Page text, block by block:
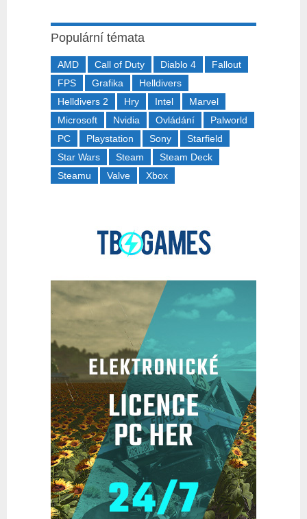
Populární témata
AMD Call of Duty Diablo 4
Fallout
FPS
Grafika
Helldivers
Helldivers 2
Hry Intel
Marvel
Microsoft
Nvidia Ovládání
Palworld
PC
Playstation Sony
Starfield
Star Wars
Steam
Steam Deck
Steamu
Valve Xbox